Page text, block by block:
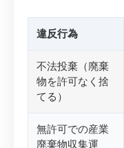
違反行為
不法投棄（廃棄
物を許可なく捨
てる）
無許可での産業
廃棄物収集運